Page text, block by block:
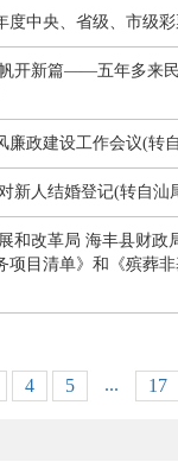
度中央、省级、市级
开新篇——五年多来
廉政建设工作会议(转
新人结婚登记(转自汕
和改革局 海丰县财政
项目清单》和《殡葬
4 5 ... 17